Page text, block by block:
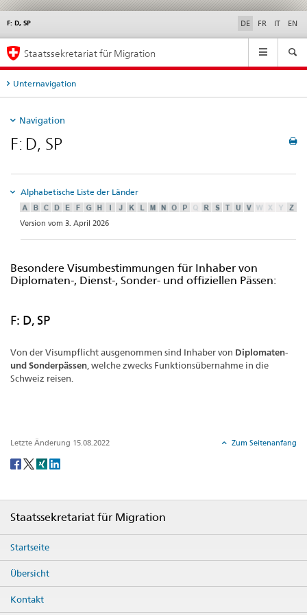
F: D, SP DE FR IT EN
Service
Hauptnavigation
Staatssekretariat für Migration
Unternavigation
Navigation
F: D, SP
Alphabetische Liste der Länder
Version vom 3. April 2026
Besondere Visumbestimmungen für Inhaber von
Diplomaten-, Dienst-, Sonder- und offiziellen Pässen:
F: D, SP
Von der Visumpflicht ausgenommen sind Inhaber von Diplomaten-
und Sonderpässen, welche zwecks Funktionsübernahme in die
Schweiz reisen.
Letzte Änderung 15.08.2022 Zum Seitenanfang
Social
Staatssekretariat für Migration
Startseite
Übersicht
Kontakt